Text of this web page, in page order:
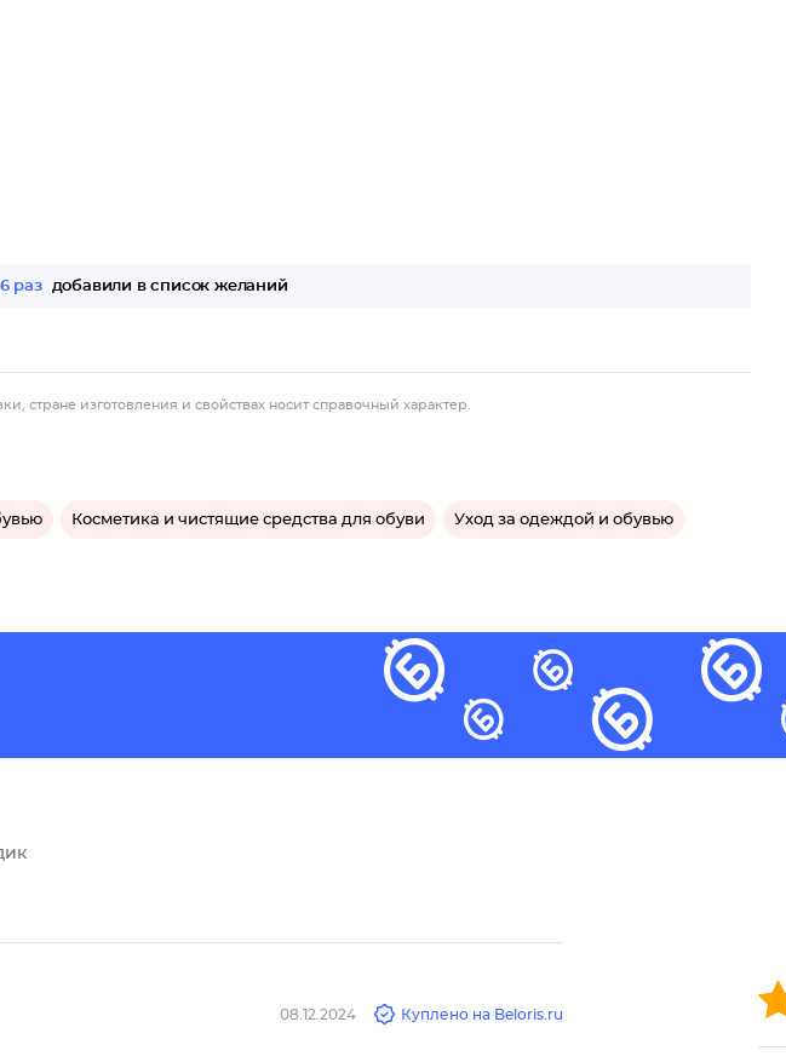
6 раз добавили в список желаний
стране изготовления и свойствах носит справочный характер.
Косметика и чистящие средства для обуви Уход за одеждой и обувью
08.12.2024 Куплено на Beloris.ru